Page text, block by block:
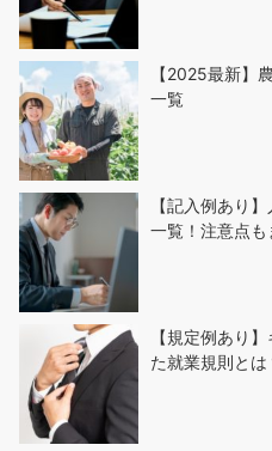
【2025最新】
一覧
【記入例あり
一覧！注意点も
【規定例あり
た就業規則と